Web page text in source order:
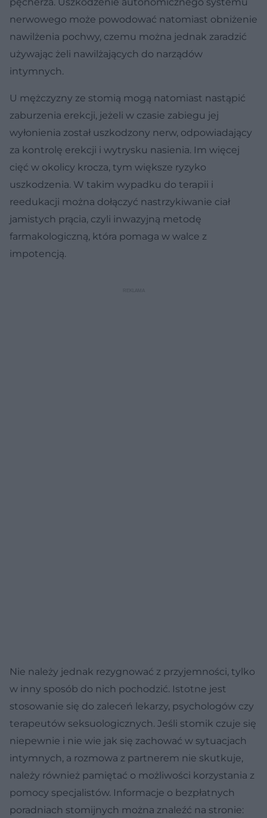
nerwowego może powodować natomiast obniżenie
nawilżenia pochwy, czemu można jednak zaradzić
używając żeli nawilżających do narządów
intymnych.
U mężczyzny ze stomią mogą natomiast nastąpić
zaburzenia erekcji, jeżeli w czasie zabiegu jej
wyłonienia został uszkodzony nerw, odpowiadający
za kontrolę erekcji i wytrysku nasienia. Im więcej
cięć w okolicy krocza, tym większe ryzyko
uszkodzenia. W takim wypadku do terapii i
reedukacji można dołączyć nastrzykiwanie ciał
jamistych prącia, czyli inwazyjną metodę
farmakologiczną, która pomaga w walce z
impotencją.
Nie należy jednak rezygnować z przyjemności, tylko
w inny sposób do nich pochodzić. Istotne jest
stosowanie się do zaleceń lekarzy, psychologów czy
terapeutów seksuologicznych. Jeśli stomik czuje się
niepewnie i nie wie jak się zachować w sytuacjach
intymnych, a rozmowa z partnerem nie skutkuje,
należy również pamiętać o możliwości korzystania z
pomocy specjalistów. Informacje o bezpłatnych
poradniach stomijnych można znaleźć na stronie: